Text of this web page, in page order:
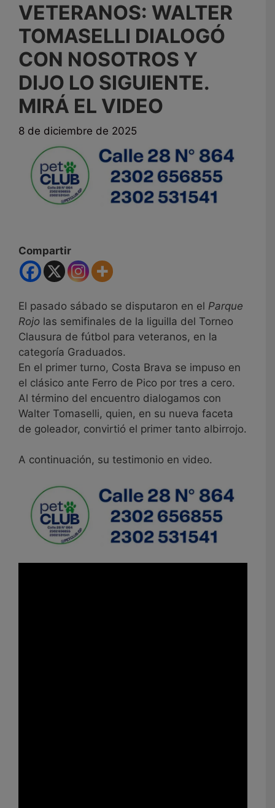
VETERANOS: WALTER
TOMASELLI DIALOGÓ
CON NOSOTROS Y
DIJO LO SIGUIENTE.
MIRÁ EL VIDEO
8 de diciembre de 2025
Compartir
El pasado sábado se disputaron en el Parque
Rojo las semifinales de la liguilla del Torneo
Clausura de fútbol para veteranos, en la
categoría Graduados.
En el primer turno, Costa Brava se impuso en
el clásico ante Ferro de Pico por tres a cero.
Al término del encuentro dialogamos con
Walter Tomaselli, quien, en su nueva faceta
de goleador, convirtió el primer tanto albirrojo.
A continuación, su testimonio en video.